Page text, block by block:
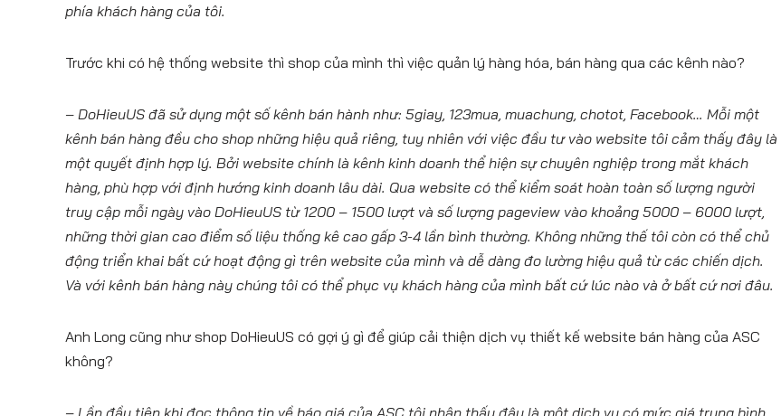
phía khách hàng của tôi.
Trước khi có hệ thống website thì shop của mình thì việc quản lý hàng hóa, bán hàng qua các kênh nào?
– DoHieuUS đã sử dụng một số kênh bán hành như: 5giay, 123mua, muachung, chotot, Facebook… Mỗi một
kênh bán hàng đều cho shop những hiệu quả riêng, tuy nhiên với việc đầu tư vào website tôi cảm thấy đây là
một quyết định hợp lý. Bởi website chính là kênh kinh doanh thể hiện sự chuyên nghiệp trong mắt khách
hàng, phù hợp với định hướng kinh doanh lâu dài. Qua website có thể kiểm soát hoàn toàn số lượng người
truy cập mỗi ngày vào DoHieuUS từ 1200 – 1500 lượt và số lượng pageview vào khoảng 5000 – 6000 lượt,
những thời gian cao điểm số liệu thống kê cao gấp 3-4 lần bình thường. Không những thế tôi còn có thể chủ
động triển khai bất cứ hoạt động gì trên website của mình và dễ dàng đo lường hiệu quả từ các chiến dịch.
Và với kênh bán hàng này chúng tôi có thể phục vụ khách hàng của mình bất cứ lúc nào và ở bất cứ nơi đâu.
Anh Long cũng như shop DoHieuUS có gợi ý gì để giúp cải thiện dịch vụ thiết kế website bán hàng của ASC
không?
– Lần đầu tiên khi đọc thông tin về báo giá của ASC tôi nhận thấy đây là một dịch vụ có mức giá trung bình